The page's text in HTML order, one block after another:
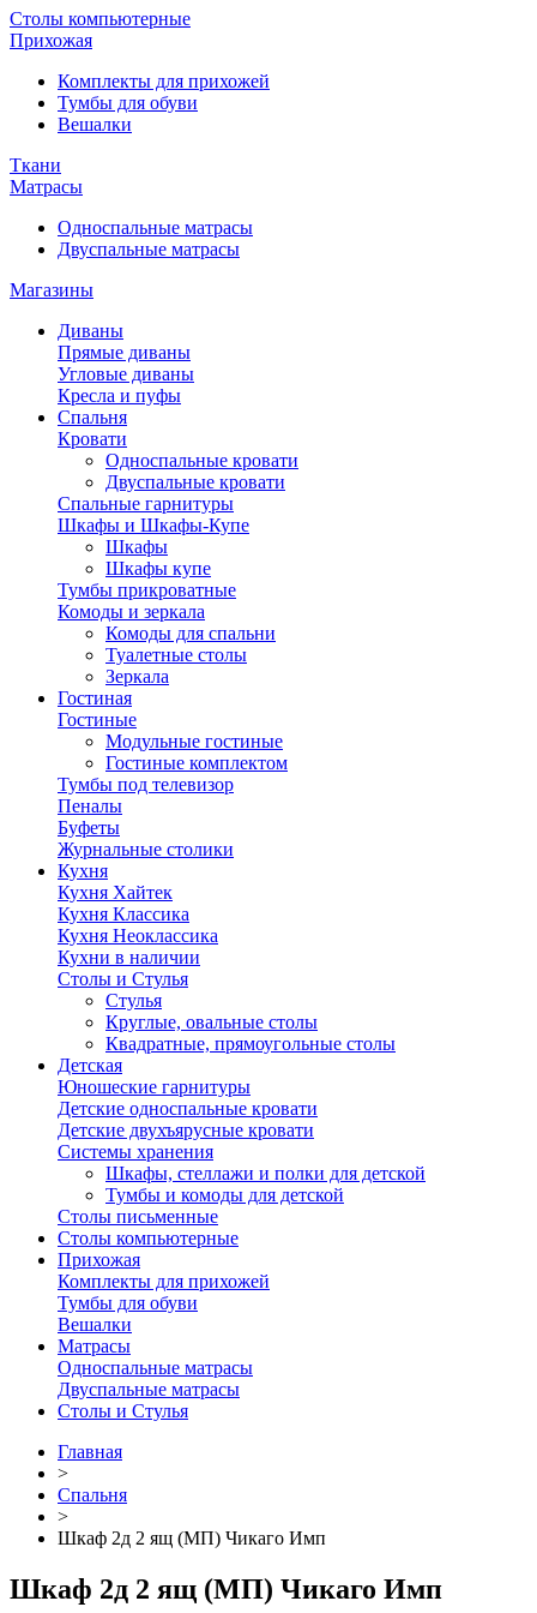
Столы компьютерные
Прихожая
Комплекты для прихожей
Тумбы для обуви
Вешалки
Ткани
Матрасы
Односпальные матрасы
Двуспальные матрасы
Магазины
Диваны
Прямые диваны
Угловые диваны
Кресла и пуфы
Спальня
Кровати
Односпальные кровати
Двуспальные кровати
Спальные гарнитуры
Шкафы и Шкафы-Купе
Шкафы
Шкафы купе
Тумбы прикроватные
Комоды и зеркала
Комоды для спальни
Туалетные столы
Зеркала
Гостиная
Гостиные
Модульные гостиные
Гостиные комплектом
Тумбы под телевизор
Пеналы
Буфеты
Журнальные столики
Кухня
Кухня Хайтек
Кухня Классика
Кухня Неоклассика
Кухни в наличии
Столы и Стулья
Стулья
Круглые, овальные столы
Квадратные, прямоугольные столы
Детская
Юношеские гарнитуры
Детские односпальные кровати
Детские двухъярусные кровати
Системы хранения
Шкафы, стеллажи и полки для детской
Тумбы и комоды для детской
Столы письменные
Столы компьютерные
Прихожая
Комплекты для прихожей
Тумбы для обуви
Вешалки
Матрасы
Односпальные матрасы
Двуспальные матрасы
Столы и Стулья
Главная
>
Спальня
>
Шкаф 2д 2 ящ (МП) Чикаго Имп
Шкаф 2д 2 ящ (МП) Чикаго Имп